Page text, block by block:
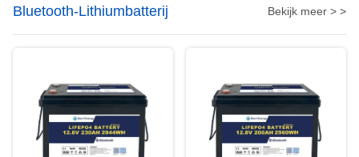
Bluetooth-Lithiumbatterij
Bekijk meer > >